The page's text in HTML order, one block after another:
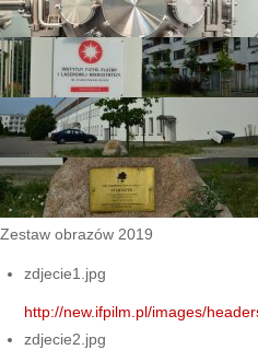
Zestaw obrazów 2019
zdjecie1.jpg
http://new.ifpilm.pl/images/
zdjecie2.jpg